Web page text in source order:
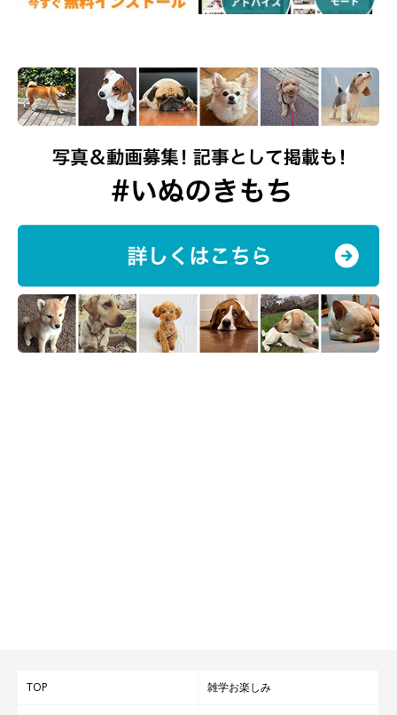
オス部門第6位は「マル」。オス・メス総合部門では、第10位に
ランクインしました。
TOP 雑学お楽しみ